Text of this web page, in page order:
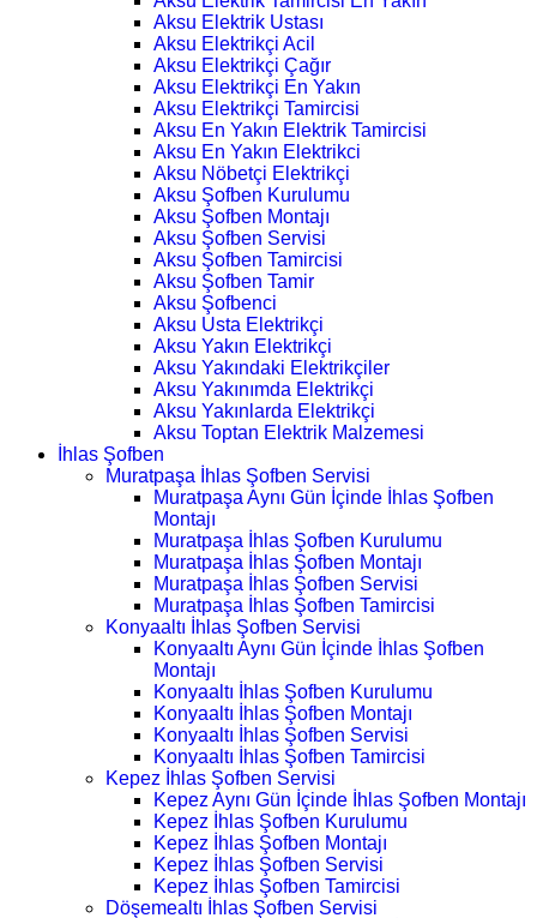
Aksu Elektrik Ustası
Aksu Elektrikçi Acil
Aksu Elektrikçi Çağır
Aksu Elektrikçi En Yakın
Aksu Elektrikçi Tamircisi
Aksu En Yakın Elektrik Tamircisi
Aksu En Yakın Elektrikci
Aksu Nöbetçi Elektrikçi
Aksu Şofben Kurulumu
Aksu Şofben Montajı
Aksu Şofben Servisi
Aksu Şofben Tamircisi
Aksu Şofben Tamir
Aksu Şofbenci
Aksu Usta Elektrikçi
Aksu Yakın Elektrikçi
Aksu Yakındaki Elektrikçiler
Aksu Yakınımda Elektrikçi
Aksu Yakınlarda Elektrikçi
Aksu Toptan Elektrik Malzemesi
İhlas Şofben
Muratpaşa İhlas Şofben Servisi
Muratpaşa Aynı Gün İçinde İhlas Şofben
Montajı
Muratpaşa İhlas Şofben Kurulumu
Muratpaşa İhlas Şofben Montajı
Muratpaşa İhlas Şofben Servisi
Muratpaşa İhlas Şofben Tamircisi
Konyaaltı İhlas Şofben Servisi
Konyaaltı Aynı Gün İçinde İhlas Şofben
Montajı
Konyaaltı İhlas Şofben Kurulumu
Konyaaltı İhlas Şofben Montajı
Konyaaltı İhlas Şofben Servisi
Konyaaltı İhlas Şofben Tamircisi
Kepez İhlas Şofben Servisi
Kepez Aynı Gün İçinde İhlas Şofben Montajı
Kepez İhlas Şofben Kurulumu
Kepez İhlas Şofben Montajı
Kepez İhlas Şofben Servisi
Kepez İhlas Şofben Tamircisi
Döşemealtı İhlas Şofben Servisi